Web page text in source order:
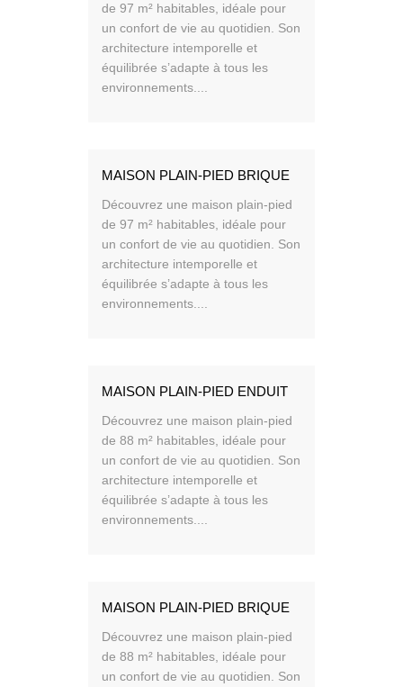
de 97 m² habitables, idéale pour
un confort de vie au quotidien. Son
architecture intemporelle et
équilibrée s’adapte à tous les
environnements....
MAISON PLAIN-PIED BRIQUE
Découvrez une maison plain-pied
de 97 m² habitables, idéale pour
un confort de vie au quotidien. Son
architecture intemporelle et
équilibrée s’adapte à tous les
environnements....
MAISON PLAIN-PIED ENDUIT
Découvrez une maison plain-pied
de 88 m² habitables, idéale pour
un confort de vie au quotidien. Son
architecture intemporelle et
équilibrée s’adapte à tous les
environnements....
MAISON PLAIN-PIED BRIQUE
Découvrez une maison plain-pied
de 88 m² habitables, idéale pour
un confort de vie au quotidien. Son